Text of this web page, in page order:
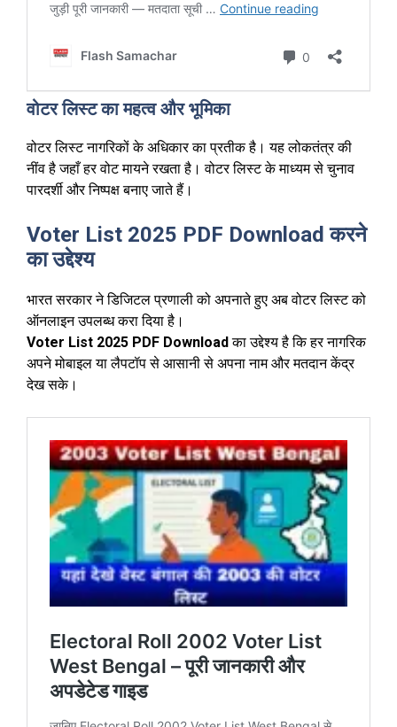
वोटर लिस्ट का महत्व और भूमिका
वोटर लिस्ट नागरिकों के अधिकार का प्रतीक है। यह लोकतंत्र की
नींव है जहाँ हर वोट मायने रखता है। वोटर लिस्ट के माध्यम से चुनाव
पारदर्शी और निष्पक्ष बनाए जाते हैं।
Voter List 2025 PDF Download करने
का उद्देश्य
भारत सरकार ने डिजिटल प्रणाली को अपनाते हुए अब वोटर लिस्ट को
ऑनलाइन उपलब्ध करा दिया है।
Voter List 2025 PDF Download का उद्देश्य है कि हर नागरिक
अपने मोबाइल या लैपटॉप से आसानी से अपना नाम और मतदान केंद्र
देख सके।